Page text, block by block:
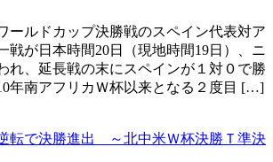
ルドカップ決勝戦のスペイン代表対ア
戦が日本時間20日（現地時間19日）、ニ
れ、延長戦の末にスペインが１対０で勝
年南アフリカＷ杯以来となる２度目 […]